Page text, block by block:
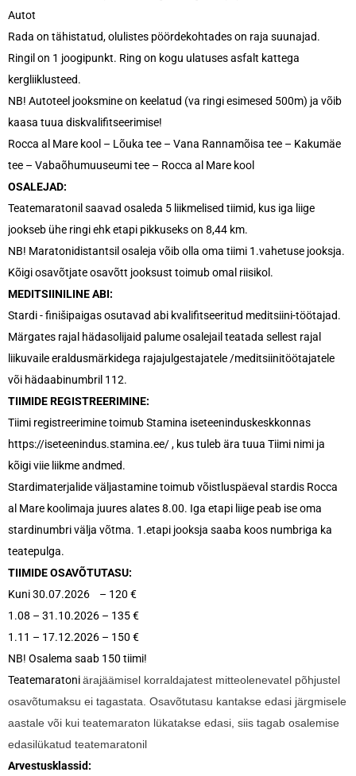
Autot
Rada on tähistatud, olulistes pöördekohtades on raja suunajad.
Ringil on 1 joogipunkt. Ring on kogu ulatuses asfalt kattega
kergliiklusteed.
NB! Autoteel jooksmine on keelatud (va ringi esimesed 500m) ja võib
kaasa tuua diskvalifitseerimise!
Rocca al Mare kool – Lõuka tee – Vana Rannamõisa tee – Kakumäe
tee – Vabaõhumuuseumi tee – Rocca al Mare kool
OSALEJAD:
Teatemaratonil saavad osaleda 5 liikmelised tiimid, kus iga liige
jookseb ühe ringi ehk etapi pikkuseks on 8,44 km.
NB! Maratonidistantsil osaleja võib olla oma tiimi 1.vahetuse jooksja.
Kõigi osavõtjate osavõtt jooksust toimub omal riisikol.
MEDITSIINILINE ABI:
Stardi - finišipaigas osutavad abi kvalifitseeritud meditsiini-töötajad.
Märgates rajal hädasolijaid palume osalejail teatada sellest rajal
liikuvaile eraldusmärkidega rajajulgestajatele /meditsiinitöötajatele
või hädaabinumbril 112.
TIIMIDE REGISTREERIMINE:
Tiimi registreerimine toimub Stamina iseteeninduskeskkonnas
https://iseteenindus.stamina.ee/ , kus tuleb ära tuua Tiimi nimi ja
kõigi viie liikme andmed.
Stardimaterjalide väljastamine toimub võistluspäeval stardis Rocca
al Mare koolimaja juures alates 8.00. Iga etapi liige peab ise oma
stardinumbri välja võtma. 1.etapi jooksja saaba koos numbriga ka
teatepulga.
TIIMIDE OSAVÕTUTASU:
Kuni 30.07.2026 – 120 €
1.08 – 31.10.2026 – 135 €
1.11 – 17.12.2026 – 150 €
NB! Osalema saab 150 tiimi!
Teatemaratoniärajäämisel korraldajatest mitteolenevatel põhjustel
osavõtumaksu ei tagastata. Osavõtutasu kantakse edasi järgmisele
aastale või kui teatemaraton lükatakse edasi, siis tagab osalemise
edasilükatud teatemaratonil
Arvestusklassid: